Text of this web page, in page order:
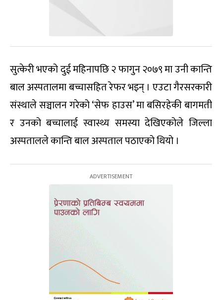
सुत्केरी भएको दुई महिनापछि २ फागुन २०७९ मा उनी कान्ति
बाल अस्पतालमा बच्चासहित रेफर भइन् । एउटा गैरसरकारी
संस्थाले सञ्चालन गरेको ‘सेफ हाउस’ मा बसिरहेकी बागमती
र उनको बच्चालाई स्वास्थ्य समस्या देखिएकोले जिल्ला
अस्पतालले कान्ति बाल अस्पताल पठाएको थियो ।